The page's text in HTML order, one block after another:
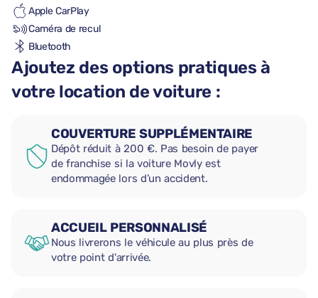
Apple CarPlay
Caméra de recul
Bluetooth
Ajoutez des options pratiques à
votre location de voiture :
COUVERTURE SUPPLÉMENTAIRE
Dépôt réduit à 200 €. Pas besoin de payer
de franchise si la voiture Movly est
endommagée lors d’un accident.
ACCUEIL PERSONNALISÉ
Nous livrerons le véhicule au plus près de
votre point d'arrivée.